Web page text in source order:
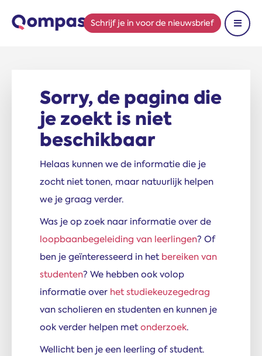
Schrijf je in voor de nieuwsbrief
Toon
Sorry, de pagina die
je zoekt is niet
beschikbaar
Helaas kunnen we de informatie die je
zocht niet tonen, maar natuurlijk helpen
we je graag verder.
Was je op zoek naar informatie over de
loopbaanbegeleiding van leerlingen? Of
ben je geïnteresseerd in het bereiken van
studenten? We hebben ook volop
informatie over het studiekeuzegedrag
van scholieren en studenten en kunnen je
ook verder helpen metonderzoek.
Wellicht ben je een leerling of student.